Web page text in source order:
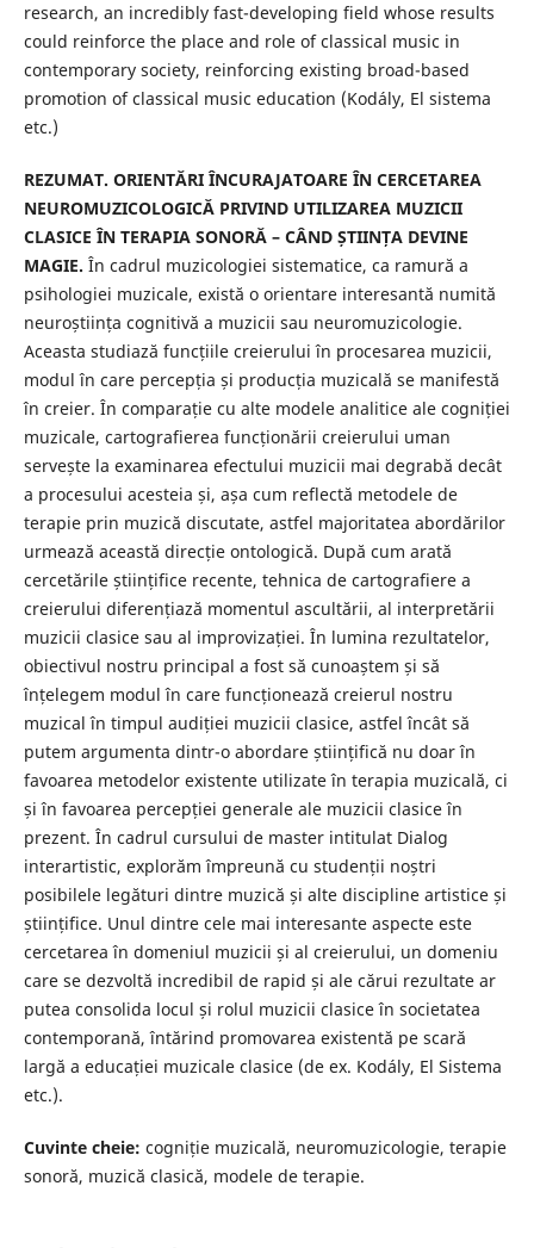
research, an incredibly fast-developing field whose results
could reinforce the place and role of classical music in
contemporary society, reinforcing existing broad-based
promotion of classical music education (Kodály, El sistema
etc.)
REZUMAT. ORIENTĂRI ÎNCURAJATOARE ÎN CERCETAREA
NEUROMUZICOLOGICĂ PRIVIND UTILIZAREA MUZICII
CLASICE ÎN TERAPIA SONORĂ – CÂND ȘTIINȚA DEVINE
MAGIE. În cadrul muzicologiei sistematice, ca ramură a
psihologiei muzicale, există o orientare interesantă numită
neuroștiința cognitivă a muzicii sau neuromuzicologie.
Aceasta studiază funcțiile creierului în procesarea muzicii,
modul în care percepția și producția muzicală se manifestă
în creier. În comparație cu alte modele analitice ale cogniției
muzicale, cartografierea funcționării creierului uman
servește la examinarea efectului muzicii mai degrabă decât
a procesului acesteia și, așa cum reflectă metodele de
terapie prin muzică discutate, astfel majoritatea abordărilor
urmează această direcție ontologică. După cum arată
cercetările științifice recente, tehnica de cartografiere a
creierului diferențiază momentul ascultării, al interpretării
muzicii clasice sau al improvizației. În lumina rezultatelor,
obiectivul nostru principal a fost să cunoaștem și să
înțelegem modul în care funcționează creierul nostru
muzical în timpul audiției muzicii clasice, astfel încât să
putem argumenta dintr-o abordare științifică nu doar în
favoarea metodelor existente utilizate în terapia muzicală, ci
și în favoarea percepției generale ale muzicii clasice în
prezent. În cadrul cursului de master intitulat Dialog
interartistic, explorăm împreună cu studenții noștri
posibilele legături dintre muzică și alte discipline artistice și
științifice. Unul dintre cele mai interesante aspecte este
cercetarea în domeniul muzicii și al creierului, un domeniu
care se dezvoltă incredibil de rapid și ale cărui rezultate ar
putea consolida locul și rolul muzicii clasice în societatea
contemporană, întărind promovarea existentă pe scară
largă a educației muzicale clasice (de ex. Kodály, El Sistema
etc.).
Cuvinte cheie: cogniție muzicală, neuromuzicologie, terapie
sonoră, muzică clasică, modele de terapie.